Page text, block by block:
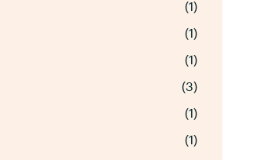
(1)
(1)
(1)
(3)
(1)
(1)